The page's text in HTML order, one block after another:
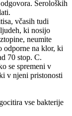
Seroloških
včasih tudi
ki nosijo
neumite
odporne na klor, ki
70 stop. C.
se spremeni v
v njeni pristonosti
vse bakterije